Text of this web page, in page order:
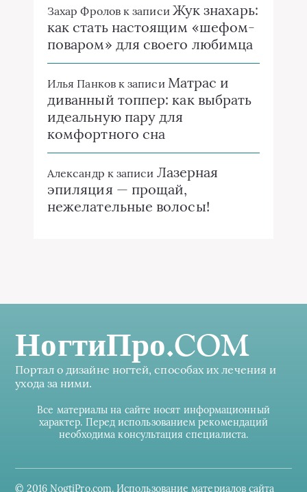
Захар Фроловк записи Жук знахарь:
как стать настоящим «шефом-
поваром» для своего любимца
Илья Панковк записи Матрас и
диванный топпер: как выбрать
идеальную пару для
комфортного сна
Александр к записи Лазерная
эпиляция — прощай,
нежелательные волосы!
НогтиПро.COM
Портал о дизайне ногтей, способах их лечения и
ухода за ними.
Все материалы на сайте носят информационный
характер. Перед использованием рекомендаций
необходима консультация специалиста.
© 2016 NogtiPro.com. Использование материалов сайта